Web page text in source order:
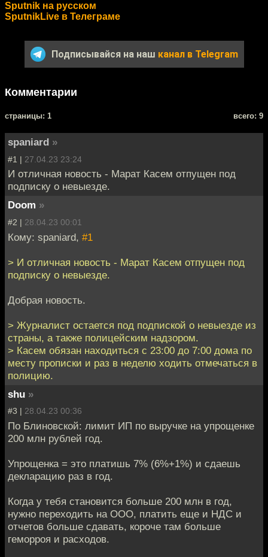
Sputnik на русском
SputnikLive в Телеграме
Подписывайся на наш канал в Telegram
Комментарии
cтраницы: 1 всего: 9
spaniard »
#1 | 27.04.23 23:24
И отличная новость - Марат Касем отпущен под
подписку о невыезде.
Doom »
#2 | 28.04.23 00:01
Кому: spaniard, #1
> И отличная новость - Марат Касем отпущен под
подписку о невыезде.
Добрая новость.
> Журналист остается под подпиской о невыезде из
страны, а также полицейским надзором.
> Касем обязан находиться с 23:00 до 7:00 дома по
месту прописки и раз в неделю ходить отмечаться в
полицию.
shu »
#3 | 28.04.23 00:36
По Блиновской: лимит ИП по выручке на упрощенке
200 млн рублей год.
Упрощенка = это платишь 7% (6%+1%) и сдаешь
декларацию раз в год.
Когда у тебя становится больше 200 млн в год,
нужно переходить на ООО, платить еще и НДС и
отчетов больше сдавать, короче там больше
геморроя и расходов.